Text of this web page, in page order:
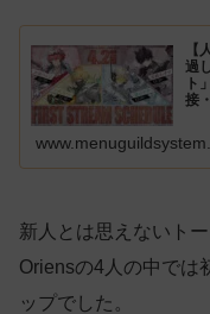
【
過
ト
接
新人とは思えないト
Oriensの4人の中では
ップでした。